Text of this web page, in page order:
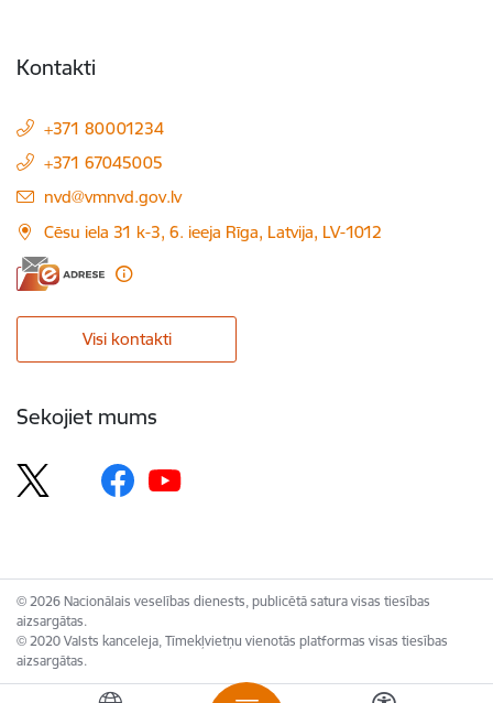
Kontakti
+371 80001234
+371 67045005
E-pasts:
nvd@vmnvd.gov.lv
Cēsu iela 31 k-3, 6. ieeja Rīga, Latvija, LV-1012
Visi kontakti
Sekojiet mums
© 2026 Nacionālais veselības dienests, publicētā satura visas tiesības
aizsargātas.
© 2020 Valsts kanceleja, Tīmekļvietņu vienotās platformas visas tiesības
aizsargātas.